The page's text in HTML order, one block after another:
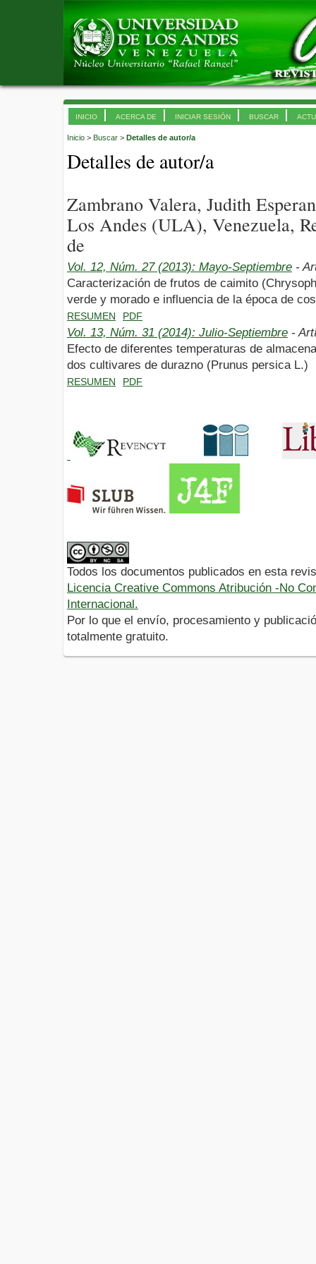
INICIO ACERCA DE INICIAR SESIÓN BUSCAR
Inicio > Buscar > Detalles de autor/a
Detalles de autor/a
Zambrano Valera, Judith
Los Andes (ULA), Venezuela,
de
Vol. 12, Núm. 27 (2013): Mayo-Septiembre -
Caracterización de frutos de caimito
verde y morado e influencia de la época de
RESUMEN PDF
Vol. 13, Núm. 31 (2014): Julio-Septiembre -
Efecto de diferentes temperaturas de
dos cultivares de durazno (Prunus persica L.)
RESUMEN PDF
Todos los documentos publicados en esta
Licencia Creative Commons Atribución -No
Internacional.
Por lo que el envío, procesamiento y
totalmente gratuito.